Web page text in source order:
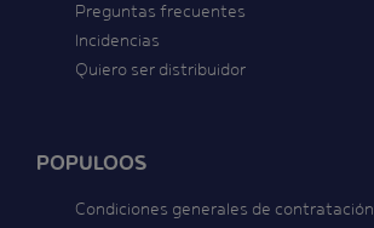
Preguntas frecuentes
Incidencias
Quiero ser distribuidor
POPULOOS
Condiciones generales de contratación